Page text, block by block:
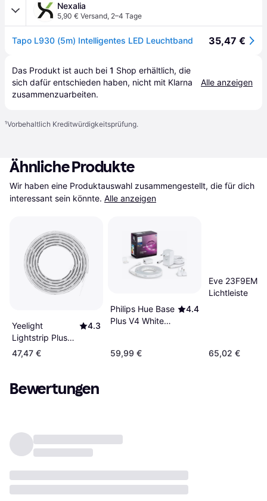
Nexalia
5,90 € Versand, 2–4 Tage
Tapo L930 (5m) Intelligentes LED Leuchtband 35,47 €
Das Produkt ist auch bei 1 Shop erhältlich, die
sich dafür entschieden haben, nicht mit Klarna
zusammenzuarbeiten.
Alle anzeigen
¹Vorbehaltlich Kreditwürdigkeitsprüfung.
Ähnliche Produkte
Wir haben eine Produktauswahl zusammengestellt, die für dich
interessant sein könnte. Alle anzeigen
Yeelight
Lightstrip Plus
White Lichtleiste
4.3
47,47 €
Philips Hue Base
Plus V4 White
4.4
59,99 €
Eve 23F9EM
Lichtleiste
65,02 €
Bewertungen